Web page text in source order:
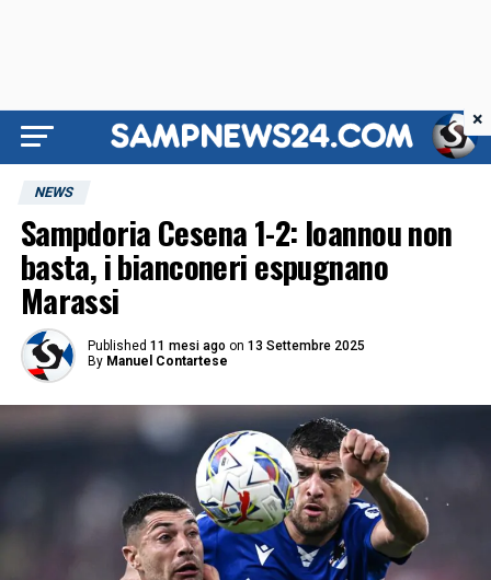
NEWS
Sampdoria Cesena 1-2: Ioannou non
basta, i bianconeri espugnano
Marassi
Published 11 mesi ago on 13 Settembre 2025
By Manuel Contartese
×